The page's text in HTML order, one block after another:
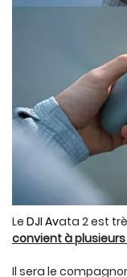
Le DJI Avata 2 est
convient à
Il sera le